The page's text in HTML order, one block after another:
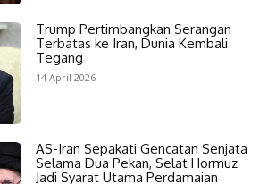
Trump Pertimbangkan Serangan
Terbatas ke Iran, Dunia Kembali
Tegang
14 April 2026
AS-Iran Sepakati Gencatan Senjata
Selama Dua Pekan, Selat Hormuz
Jadi Syarat Utama Perdamaian